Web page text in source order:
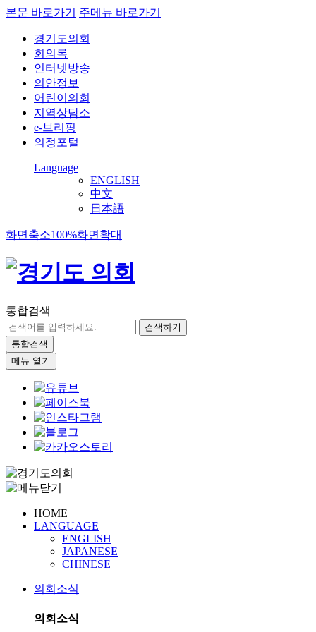
본문 바로가기 주메뉴 바로가기
경기도의회
회의록
인터넷방송
의안정보
어린이의회
지역상담소
e-브리핑
의정포털
Language
ENGLISH
中文
日本語
화면축소100%화면확대
통합검색
검색하기
통합검색
메뉴 열기
HOME
LANGUAGE
ENGLISH
JAPANESE
CHINESE
의회소식
의회소식